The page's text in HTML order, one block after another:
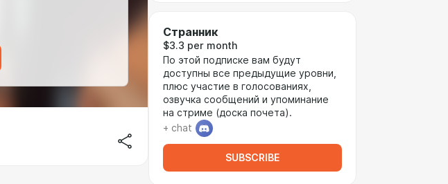
Странник
$3.3 per month
По этой подписке вам будут
доступны все предыдущие уровни,
плюс участие в голосованиях,
озвучка сообщений и упоминание
на стриме (доска почета).
+ chat
SUBSCRIBE